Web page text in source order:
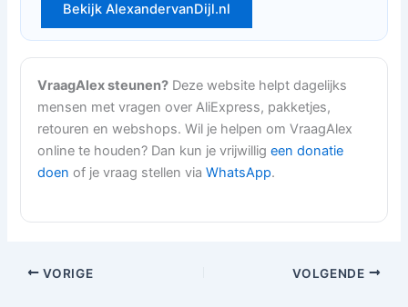
Bekijk AlexandervanDijl.nl
VraagAlex steunen? Deze website helpt dagelijks
mensen met vragen over AliExpress, pakketjes,
retouren en webshops. Wil je helpen om VraagAlex
online te houden? Dan kun je vrijwilligeen donatie
doen of je vraag stellen viaWhatsApp.
VORIGE VOLGENDE